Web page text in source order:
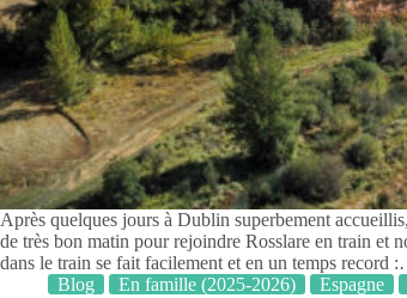
Après quelques jours à Dublin superbement
de très bon matin pour rejoindre Rosslare en train et
dans le train se fait facilement et en un temps record
Blog
En famille (2025-2026) Espagne